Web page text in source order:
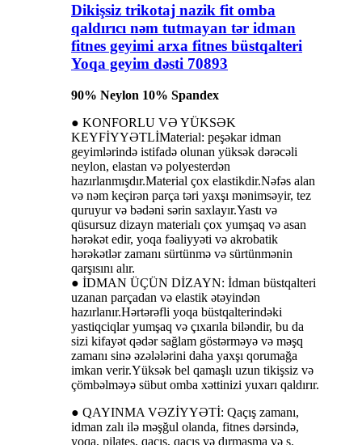
Dikişsiz trikotaj nazik fit omba
qaldırıcı nəm tutmayan tər idman
fitnes geyimi arxa fitnes büstqalteri
Yoqa geyim dəsti 70893
90% Neylon 10% Spandex
● KONFORLU VƏ YÜKSƏK
KEYFİYYƏTLİMaterial: peşəkar idman
geyimlərində istifadə olunan yüksək dərəcəli
neylon, elastan və polyesterdən
hazırlanmışdır.Material çox elastikdir.Nəfəs alan
və nəm keçirən parça təri yaxşı mənimsəyir, tez
quruyur və bədəni sərin saxlayır.Yastı və
qüsursuz dizayn materialı çox yumşaq və asan
hərəkət edir, yoqa fəaliyyəti və akrobatik
hərəkətlər zamanı sürtünmə və sürtünmənin
qarşısını alır.
● İDMAN ÜÇÜN DİZAYN: İdman büstqalteri
uzanan parçadan və elastik ətəyindən
hazırlanır.Hərtərəfli yoqa büstqalterindəki
yastiqciqlar yumşaq və çıxarıla biləndir, bu da
sizi kifayət qədər sağlam göstərməyə və məşq
zamanı sinə əzələlərini daha yaxşı qorumağa
imkan verir.Yüksək bel qamaşlı uzun tikişsiz və
çömbəlməyə sübut omba xəttinizi yuxarı qaldırır.
● QAYINMA VƏZİYYƏTİ: Qaçış zamanı,
idman zalı ilə məşğul olanda, fitnes dərsində,
yoqa, pilates, qaçış, qaçış və dırmaşma və s.